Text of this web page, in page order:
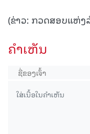
(ຂ່າວ: ກວດສອບແຫ່ງ
ຄໍາເຫັນ